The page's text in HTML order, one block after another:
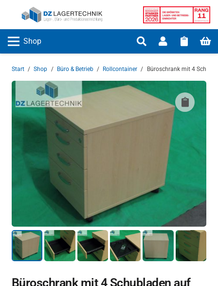
Shop
Start / Shop / Büro & Betrieb / Rollcontainer / Büroschrank mit 4
Büroschrank mit 4 Schubladen auf